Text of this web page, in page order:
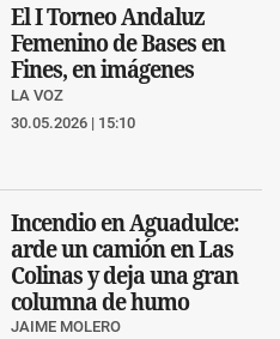
El I Torneo Andaluz
Femenino de Bases en
Fines, en imágenes
LA VOZ
30.05.2026 | 15:10
Incendio en Aguadulce:
arde un camión en Las
Colinas y deja una gran
columna de humo
JAIME MOLERO